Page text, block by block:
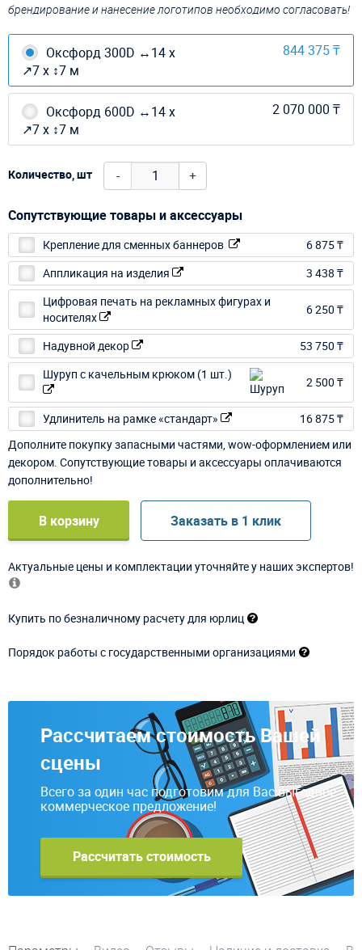
брендирование и нанесение логотипов необходимо согласовать!
Оксфорд 300D ↔14 х
↗7 х ↕7 м
844 375 ₸
Оксфорд 600D ↔14 х
↗7 х ↕7 м
2 070 000 ₸
Количество, шт - +
Сопутствующие товары и аксессуары
Крепление для сменных баннеров
6 875 ₸
Аппликация на изделия
3 438 ₸
Цифровая печать на рекламных фигурах и
носителях
6 250 ₸
Надувной декор
53 750 ₸
Шуруп с качельным крюком (1 шт.)
2 500 ₸
Удлинитель на рамке «стандарт»
16 875 ₸
Дополните покупку запасными частями, wow-оформлением или
декором. Сопутствующие товары и аксессуары оплачиваются
дополнительно!
В корзину Заказать в 1 клик
Актуальные цены и комплектации уточняйте у наших экспертов!
Купить по безналичному расчету для юрлиц
Порядок работы с государственными организациями
Рассчитаем стоимость Вашей
сцены
Всего за один час подготовим для Вас выгодное
коммерческое предложение!
Рассчитать стоимость